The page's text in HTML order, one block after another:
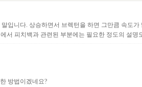
니다. 상승하면서 브렉턴을 하면 그만큼 속도
피치백과 관련된 부분에는 필요한 정도의 설명
방법이겠네요?